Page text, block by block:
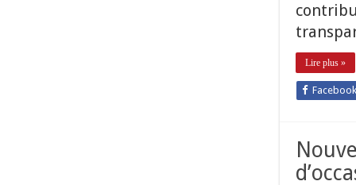
Lire plus »
Facebook